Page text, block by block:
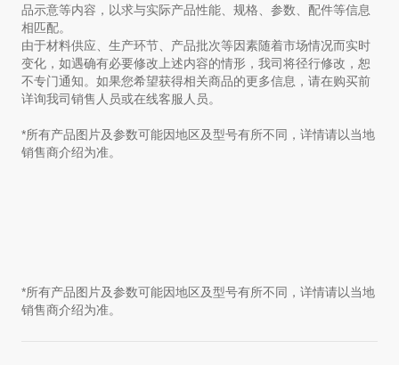
品示意等内容，以求与实际产品性能、规格、参数、配件等信息
相匹配。
由于材料供应、生产环节、产品批次等因素随着市场情况而实时
变化，如遇确有必要修改上述内容的情形，我司将径行修改，恕
不专门通知。如果您希望获得相关商品的更多信息，请在购买前
详询我司销售人员或在线客服人员。
*所有产品图片及参数可能因地区及型号有所不同，详情请以当地
销售商介绍为准。
*所有产品图片及参数可能因地区及型号有所不同，详情请以当地
销售商介绍为准。